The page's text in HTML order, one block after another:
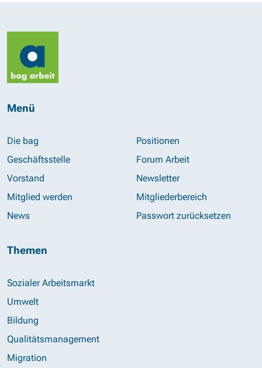
Menü
Die bag
Geschäftsstelle
Vorstand
Mitglied werden
News
Positionen
Forum Arbeit
Newsletter
Mitgliederbereich
Passwort zurücksetzen
Themen
Sozialer Arbeitsmarkt
Umwelt
Bildung
Qualitätsmanagement
Migration